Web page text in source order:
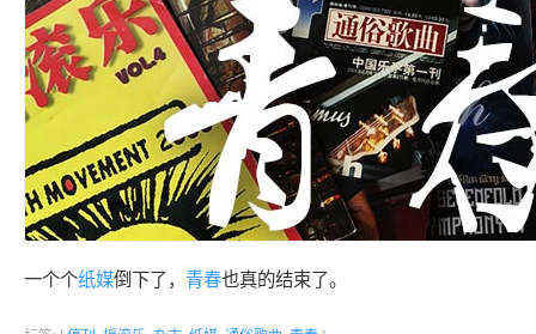
一个个纸媒倒下了， 青春也真的结束了。